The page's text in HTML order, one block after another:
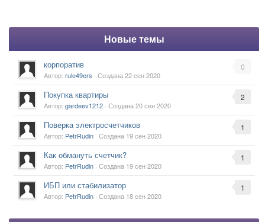
Новые темы
0
корпоратив
Автор: rule49ers · Создана22 сен 2020
2
Покупка квартиры
Автор: gardeev1212 · Создана20 сен 2020
1
Поверка электросчетчиков
Автор: PetrRudin · Создана 19 сен 2020
1
Как обмануть счетчик?
Автор: PetrRudin · Создана 19 сен 2020
1
ИБП или стабилизатор
Автор: PetrRudin · Создана 18 сен 2020